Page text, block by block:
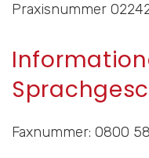
Praxisnummer
Faxnummer: 0800